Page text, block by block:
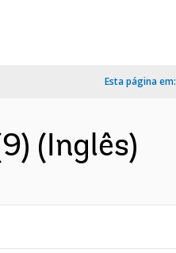
Esta página em:
(Inglês)